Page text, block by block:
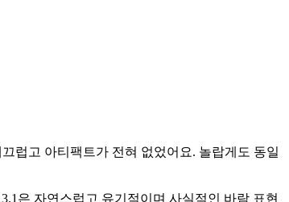
럽고 아티팩트가 전혀 없었어요. 놀랍게도 동일
은 자연스럽고 유기적이며 사실적인 바람 표현